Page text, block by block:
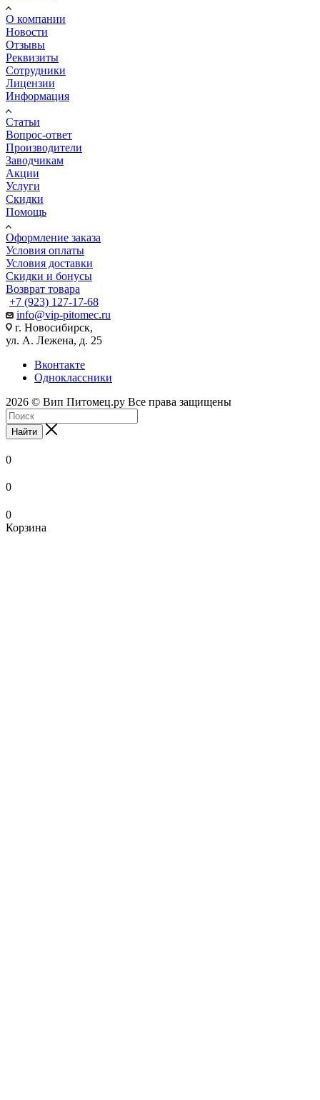
О компании
Новости
Отзывы
Реквизиты
Сотрудники
Лицензии
Информация
Статьи
Вопрос-ответ
Производители
Заводчикам
Акции
Услуги
Скидки
Помощь
Оформление заказа
Условия оплаты
Условия доставки
Скидки и бонусы
Возврат товара
+7 (923) 127-17-68
info@vip-pitomec.ru
г. Новосибирск,
ул. А. Лежена, д. 25
Вконтакте
Одноклассники
2026 © Вип Питомец.ру Все права защищены
Найти
0
0
0
Корзина